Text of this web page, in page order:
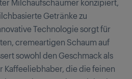
Milchaufschäumer konzipiert,
Getränke zu
Technologie sorgt für
cremeartigen Schaum auf
sowohl den Geschmack als
Kaffeeliebhaber, die die feinen